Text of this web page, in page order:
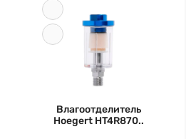
Влагоотделитель
Hoegert HT4R870..